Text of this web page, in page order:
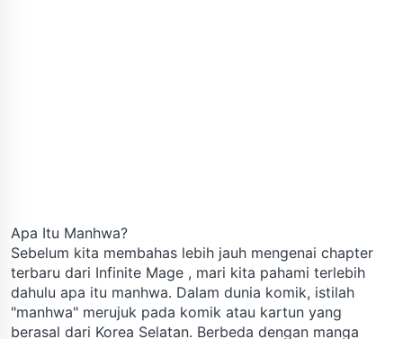
Apa Itu Manhwa?
Sebelum kita membahas lebih jauh mengenai chapter
terbaru dari Infinite Mage , mari kita pahami terlebih
dahulu apa itu manhwa. Dalam dunia komik, istilah
"manhwa" merujuk pada komik atau kartun yang
berasal dari Korea Selatan. Berbeda dengan manga